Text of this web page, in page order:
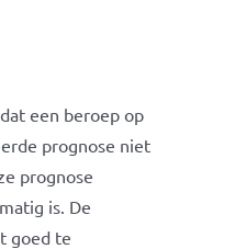
een beroep op
prognose niet
prognose
is. De
goed te